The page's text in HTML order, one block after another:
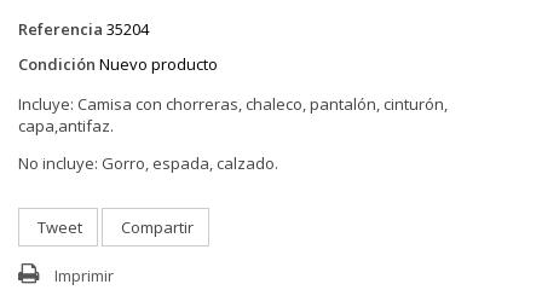
Referencia 35204
Condición Nuevo producto
Incluye: Camisa con chorreras, chaleco, pantalón, cinturón,
capa,antifaz.
No incluye: Gorro, espada, calzado.
Tweet Compartir
Imprimir